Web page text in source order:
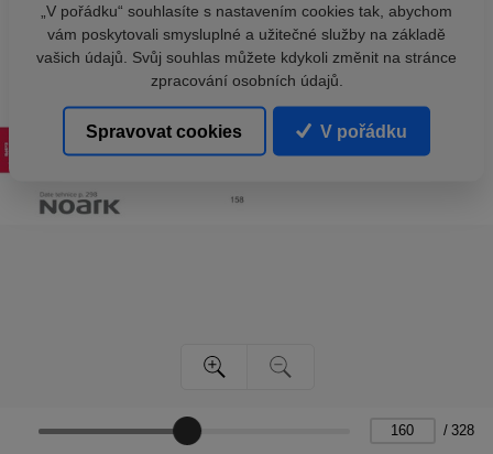
/ 328
„V pořádku“ souhlasíte s nastavením cookies tak, abychom
vám poskytovali smysluplné a užitečné služby na základě
vašich údajů. Svůj souhlas můžete kdykoli změnit na stránce
zpracování osobních údajů.
Spravovat cookies V pořádku